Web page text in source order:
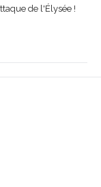
de l'Élysée !